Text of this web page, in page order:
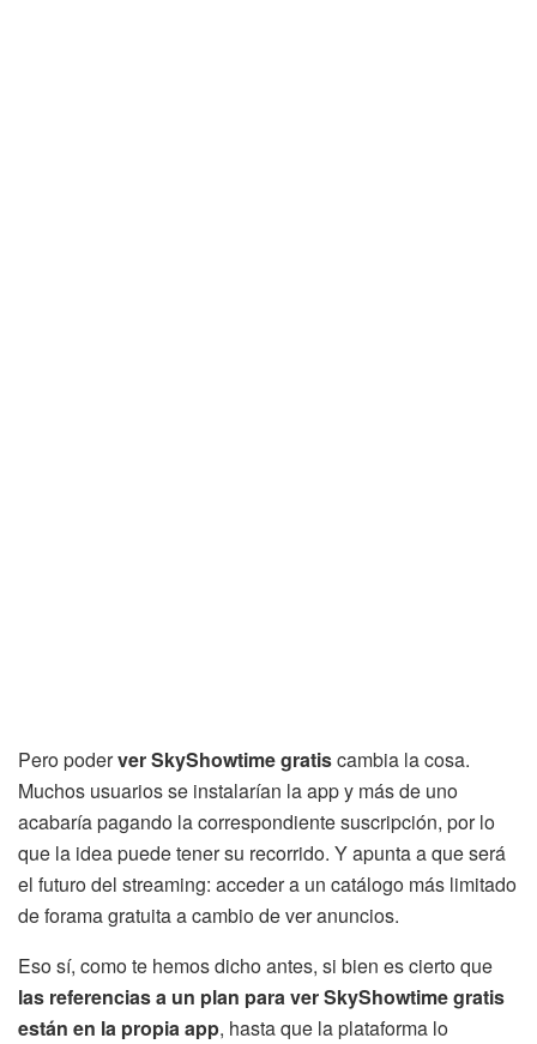
Pero poderver SkyShowtime gratiscambia la cosa.
Muchos usuarios se instalarían la app y más de uno
acabaría pagando la correspondiente suscripción, por lo
que la idea puede tener su recorrido. Y apunta a que será
el futuro del streaming: acceder a un catálogo más limitado
de forama gratuita a cambio de ver anuncios.
Eso sí, como te hemos dicho antes, si bien es cierto que
las referencias a un plan para ver SkyShowtime gratis
están en la propia app, hasta que la plataforma lo